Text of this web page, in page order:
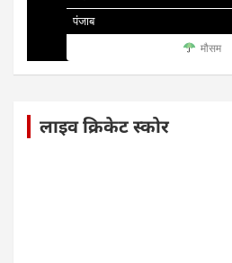
पंजाब
मौसम
लाइव क्रिकेट स्कोर